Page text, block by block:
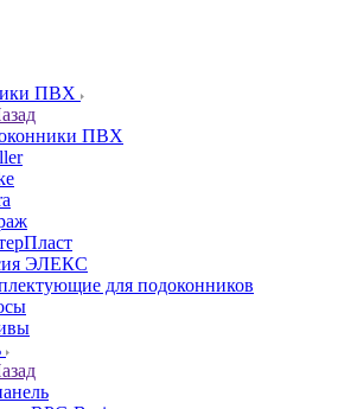
ПВХ
ПВХ
ЭЛЕКС
для подоконников